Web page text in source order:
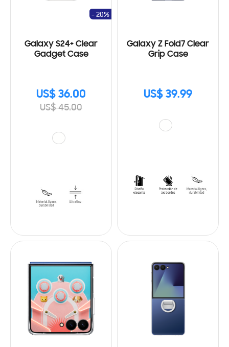
Galaxy S24+ Clear
Gadget Case
US$ 36.00
US$ 45.00
- 20%
Galaxy Z Fold7 Clear
Grip Case
US$ 39.99